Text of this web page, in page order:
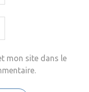
mon site dans le